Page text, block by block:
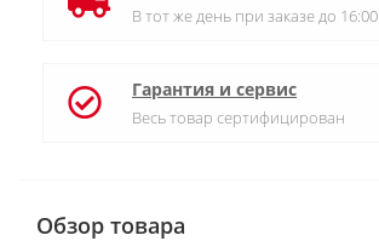
В тот же день при заказе до 16:00
Гарантия и сервис
Весь товар сертифицирован
Обзор товара